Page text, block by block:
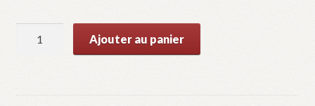
Ajouter au panier